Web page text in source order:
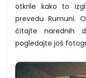
otkrile kako to
prevedu Rumuni.
čitajte narednih
pogledajte još